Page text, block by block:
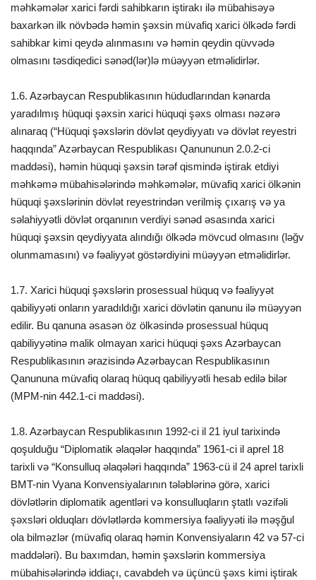
məhkəmələr xarici fərdi sahibkarın iştirakı ilə mübahisəyə
baxarkən ilk növbədə həmin şəxsin müvafiq xarici ölkədə fərdi
sahibkar kimi qeydə alınmasını və həmin qeydin qüvvədə
olmasını təsdiqedici sənəd(lər)lə müəyyən etməlidirlər.
1.6. Azərbaycan Respublikasının hüdudlarından kənarda
yaradılmış hüquqi şəxsin xarici hüquqi şəxs olması nəzərə
alınaraq (“Hüquqi şəxslərin dövlət qeydiyyatı və dövlət reyestri
haqqında” Azərbaycan Respublikası Qanununun 2.0.2-ci
maddəsi), həmin hüquqi şəxsin tərəf qismində iştirak etdiyi
məhkəmə mübahisələrində məhkəmələr, müvafiq xarici ölkənin
hüquqi şəxslərinin dövlət reyestrindən verilmiş çıxarış və ya
səlahiyyətli dövlət orqanının verdiyi sənəd əsasında xarici
hüquqi şəxsin qeydiyyata alındığı ölkədə mövcud olmasını (ləğv
olunmamasını) və fəaliyyət göstərdiyini müəyyən etməlidirlər.
1.7. Xarici hüquqi şəxslərin prosessual hüquq və fəaliyyət
qabiliyyəti onların yaradıldığı xarici dövlətin qanunu ilə müəyyən
edilir. Bu qanuna əsasən öz ölkəsində prosessual hüquq
qabiliyyətinə malik olmayan xarici hüquqi şəxs Azərbaycan
Respublikasının ərazisində Azərbaycan Respublikasının
Qanununa müvafiq olaraq hüquq qabiliyyətli hesab edilə bilər
(MPM-nin 442.1-ci maddəsi).
1.8. Azərbaycan Respublikasının 1992-ci il 21 iyul tarixində
qoşulduğu “Diplomatik əlaqələr haqqında” 1961-ci il aprel 18
tarixli və “Konsulluq əlaqələri haqqında” 1963-cü il 24 aprel tarixli
BMT-nin Vyana Konvensiyalarının tələblərinə görə, xarici
dövlətlərin diplomatik agentləri və konsulluqların ştatlı vəzifəli
şəxsləri olduqları dövlətlərdə kommersiya fəaliyyəti ilə məşğul
ola bilməzlər (müvafiq olaraq həmin Konvensiyaların 42 və 57-ci
maddələri). Bu baxımdan, həmin şəxslərin kommersiya
mübahisələrində iddiaçı, cavabdeh və üçüncü şəxs kimi iştirak